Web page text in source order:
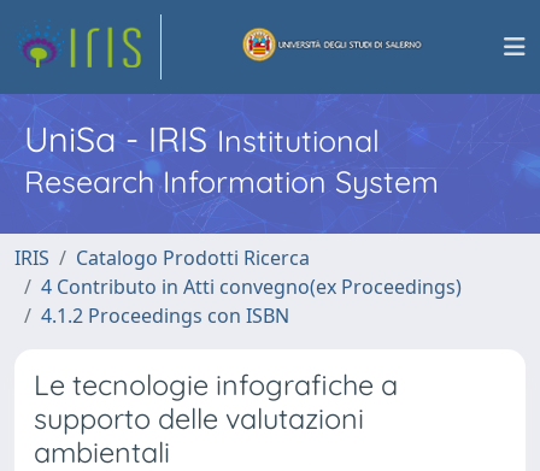
UniSa - IRISInstitutional
Research Information System
IRIS
Catalogo Prodotti Ricerca
4 Contributo in Atti convegno(ex Proceedings)
4.1.2 Proceedings con ISBN
Le tecnologie infografiche a
supporto delle valutazioni
ambientali